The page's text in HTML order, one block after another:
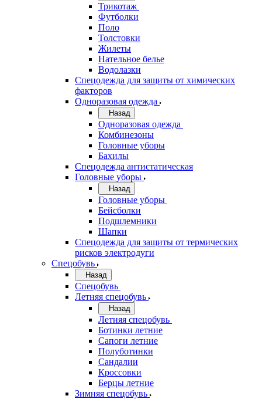
Трикотаж
Футболки
Поло
Толстовки
Жилеты
Нательное белье
Водолазки
Спецодежда для защиты от химических
факторов
Одноразовая одежда
Назад
Одноразовая одежда
Комбинезоны
Головные уборы
Бахилы
Спецодежда антистатическая
Головные уборы
Назад
Головные уборы
Бейсболки
Подшлемники
Шапки
Спецодежда для защиты от термических
рисков электродуги
Спецобувь
Назад
Спецобувь
Летняя спецобувь
Назад
Летняя спецобувь
Ботинки летние
Сапоги летние
Полуботинки
Сандалии
Кроссовки
Берцы летние
Зимняя спецобувь